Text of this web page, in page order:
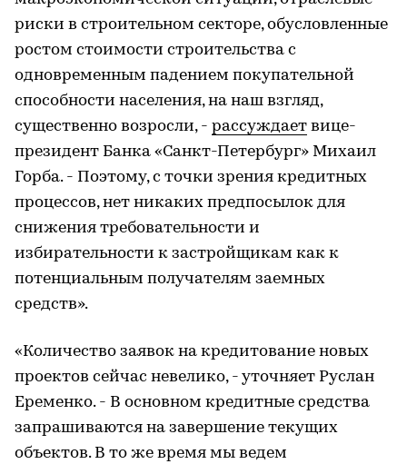
риски в строительном секторе, обусловленные
ростом стоимости строительства с
одновременным падением покупательной
способности населения, на наш взгляд,
существенно возросли, - рассуждает вице-
президент Банка «Санкт-Петербург» Михаил
Горба. - Поэтому, с точки зрения кредитных
процессов, нет никаких предпосылок для
снижения требовательности и
избирательности к застройщикам как к
потенциальным получателям заемных
средств».
«Количество заявок на кредитование новых
проектов сейчас невелико, - уточняет Руслан
Еременко. - В основном кредитные средства
запрашиваются на завершение текущих
объектов. В то же время мы ведем